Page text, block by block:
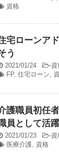
資格
宅ローンア
う
2021/01/24 -
FP, 住宅ローン
護職員初任
員として活
2021/01/23 -
医療介護 資格